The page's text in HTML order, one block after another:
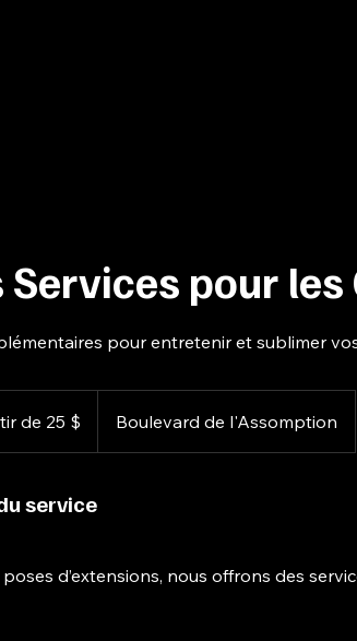
Services pour les
pour entretenir et sublimer
de 25 $ Boulevard de l'Assomption
service
d’extensions, nous offrons des